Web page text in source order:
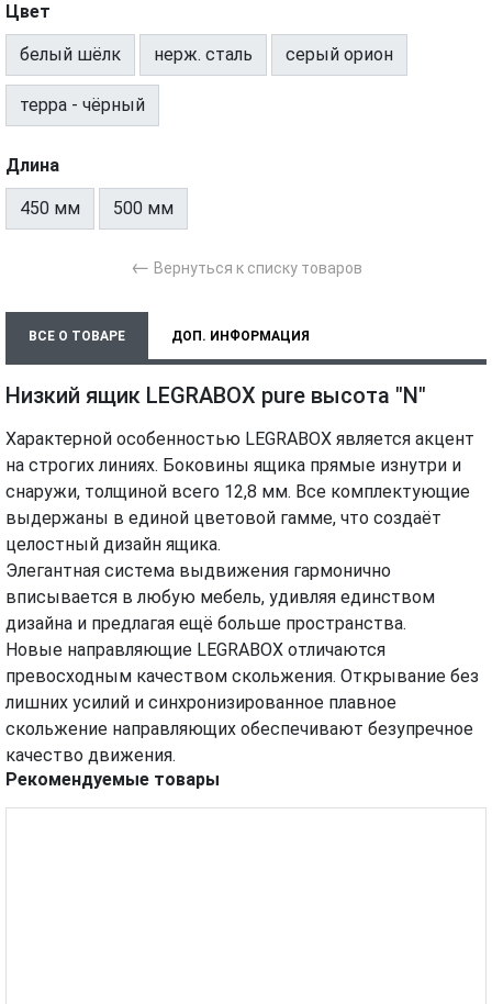
Цвет
белый шёлк нерж. сталь серый орион
терра - чёрный
Длина
450 мм 500 мм
← Вернуться к списку товаров
ВСЕ О ТОВАРЕ ДОП. ИНФОРМАЦИЯ
Низкий ящик LEGRABOX pure высота "N"
Характерной особенностью LEGRABOX является акцент
на строгих линиях. Боковины ящика прямые изнутри и
снаружи, толщиной всего 12,8 мм. Все комплектующие
выдержаны в единой цветовой гамме, что создаёт
целостный дизайн ящика.
Элегантная система выдвижения гармонично
вписывается в любую мебель, удивляя единством
дизайна и предлагая ещё больше пространства.
Новые направляющие LEGRABOX отличаются
превосходным качеством скольжения. Открывание без
лишних усилий и синхронизированное плавное
скольжение направляющих обеспечивают безупречное
качество движения.
Рекомендуемые товары